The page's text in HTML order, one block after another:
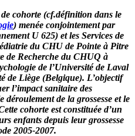
cohorte (cf.définition dans le
) menée conjointement par
U 625) et les Services de
du CHU de Pointe à Pitre
de Recherche du CHUQ à
de l’Université de Laval
de Liège (Belgique). L’objectif
l’impact sanitaire des
de la grossesse et le
cohorte est constituée d’un
enfants depuis leur grossesse
2005-2007.